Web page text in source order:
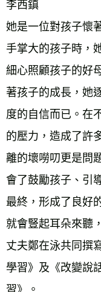
李西鎮
她是一位對孩子懷
手掌大的孩子時，
細心照顧孩子的好
著孩子的成長，她
度的自信而已。在
的壓力，造成了許
離的壞嘮叨更是問
會了鼓勵孩子、引
最終，形成了良好
就會豎起耳朵來聽
丈夫鄭在泳共同撰
學習》及《改變說
習》。